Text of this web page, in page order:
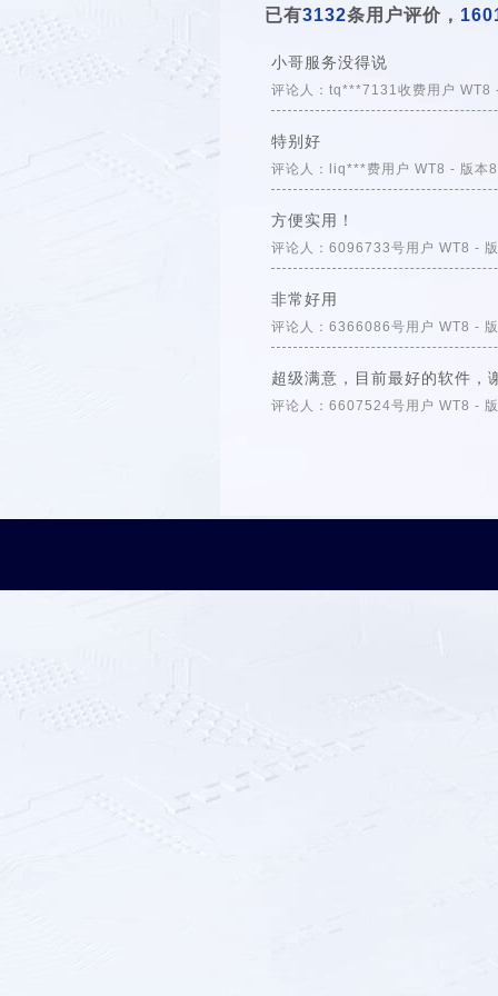
已有3132条用户评价，
小哥服务没得说
评论人：tq***7131收费用户
特别好
评论人：liq***费用户 WT8 - 版
方便实用！
评论人：6096733号用户 WT8 -
非常好用
评论人：6366086号用户 WT8 -
超级满意，目前最好的软件，
评论人：6607524号用户 WT8 -